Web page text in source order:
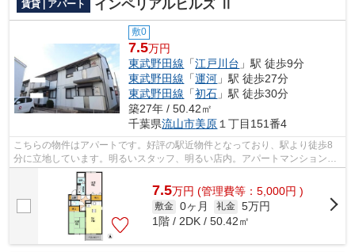
賃貸 | アパート インペリアルヒルズ Ⅱ
敷0
7.5万円
東武野田線 「江戸川台 」駅 徒歩9分
東武野田線 「運河 」駅 徒歩27分
東武野田線 「初石 」駅 徒歩30分
築27年 / 50.42㎡
千葉県流山市美原 １丁目151番4
こちらの物件はアパートです。好評の駅近物件となっており、駅より徒歩8
分に立地しています。明るいスタッフ、明るい店内。アパートマンション
館 柏店は、清潔感のある対応を心がけて...
7.5万円 (管理費等：5,000円 )
敷金 0ヶ月 礼金 5万円
1階 / 2DK / 50.42㎡